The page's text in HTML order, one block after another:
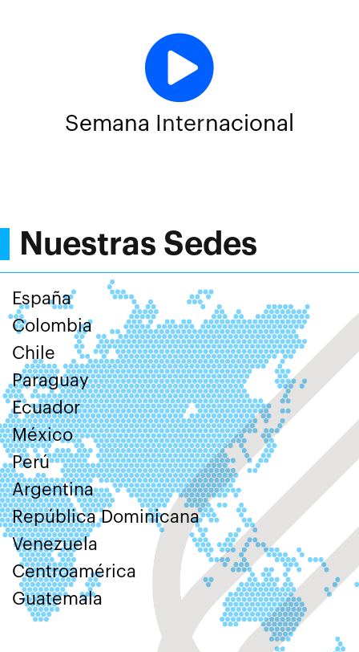
Semana Internacional
Nuestras Sedes
España
Colombia
Chile
Paraguay
Ecuador
México
Perú
Argentina
República Dominicana
Venezuela
Centroamérica
Guatemala